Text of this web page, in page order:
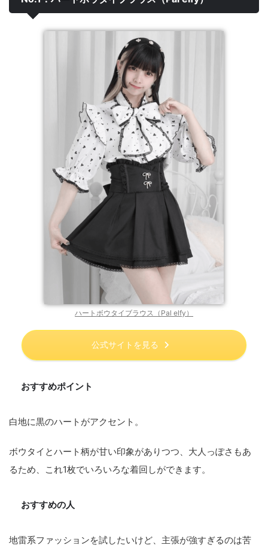
ハートボウタイブラウス（Pal elfy）
公式サイトを見る
おすすめポイント
白地に黒のハートがアクセント。
ボウタイとハート柄が甘い印象がありつつ、大人っぽさもあ
るため、これ1枚でいろいろな着回しができます。
おすすめの人
地雷系ファッションを試したいけど、主張が強すぎるのは苦